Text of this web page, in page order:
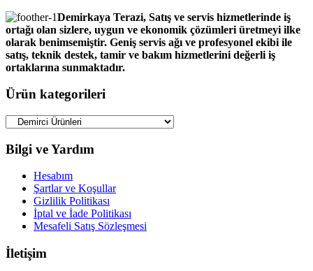
Demirkaya Terazi, Satış ve servis hizmetlerinde iş
ortağı olan sizlere, uygun ve ekonomik çözümleri üretmeyi ilke
olarak benimsemiştir. Geniş servis ağı ve profesyonel ekibi ile
satış, teknik destek, tamir ve bakım hizmetlerini değerli iş
ortaklarına sunmaktadır.
Ürün kategorileri
Bilgi ve Yardım
Hesabım
Şartlar ve Koşullar
Gizlilik Politikası
İptal ve İade Politikası
Mesafeli Satış Sözleşmesi
İletişim